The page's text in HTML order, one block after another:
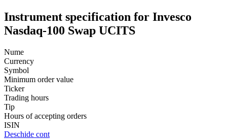
Instrument specification for Invesco
Nasdaq-100 Swap UCITS
Nume
Currency
Symbol
Minimum order value
Ticker
Trading hours
Tip
Hours of accepting orders
ISIN
Deschide cont